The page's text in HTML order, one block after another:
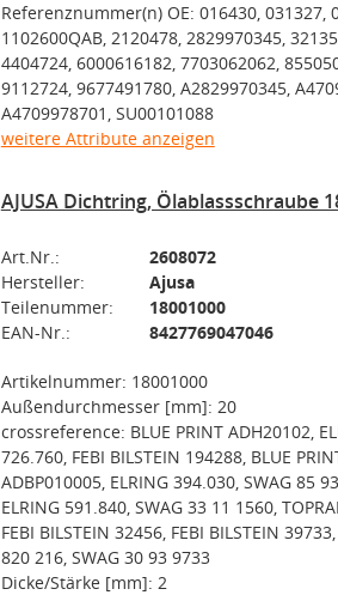
Referenznummer(n) OE: 016430, 031327,
1102600QAB, 2120478, 2829970345,
4404724, 6000616182, 7703062062,
9112724, 9677491780, A2829970345,
A4709978701, SU00101088
weitere Attribute anzeigen
AJUSA Dichtring, Ölablassschraube
Art.Nr.:
2608072
Hersteller:
Ajusa
Teilenummer:
18001000
EAN-Nr.:
8427769047046
Artikelnummer: 18001000
Außendurchmesser [mm]: 20
crossreference: BLUE PRINT ADH20102,
726.760, FEBI BILSTEIN 194288, BLUE
ADBP010005, ELRING 394.030, SWAG 85
ELRING 591.840, SWAG 33 11 1560,
FEBI BILSTEIN 32456, FEBI BILSTEIN
820 216, SWAG 30 93 9733
Dicke/Stärke [mm]: 2